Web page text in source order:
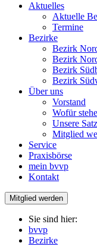
Aktuelles
Aktuelle
Termine
Bezirke
Bezirk
Bezirk
Bezirk
Bezirk
Über uns
Vorstand
Wofür
Unsere
Mitglied
Service
Praxisbörse
mein bvvp
Kontakt
Mitglied werden
Sie sind hier:
bvvp
Bezirke